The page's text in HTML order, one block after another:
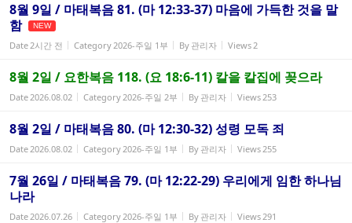
8월 9일 / 마태복음 81. (마 12:33-37) 마음에 가득한 것을 말
함
NEW
Date2시간 전 Category2026-주일 1부 By 관리자 Views2
8월 2일 / 요한복음 118. (요 18:6-11) 칼을 칼집에 꽂으라
Date2026.08.02 Category2026-주일 2부 By 관리자 Views253
8월 2일 / 마태복음 80. (마 12:30-32) 성령 모독 죄
Date2026.08.02 Category2026-주일 1부 By 관리자 Views255
7월 26일 / 마태복음 79. (마 12:22-29) 우리에게 임한 하나님
나라
Date2026.07.26 Category2026-주일 1부 By 관리자 Views291